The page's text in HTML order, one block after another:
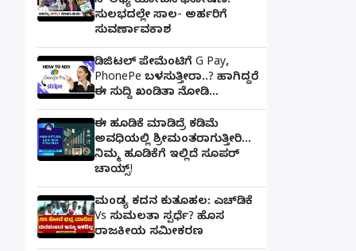
ಸುಲಭದಲ್ಲೇ ಸಾಲ- ಅರ್ಹರಿಗೆ
ಸುವರ್ಣಾವಕಾಶ
ಡಿಜಿಟಲ್ ಪೇಮೆಂಟಿಗೆ G Pay,
PhonePe ಬಳಸುತ್ತೀರಾ..? ಹಾಗಿದ್ದರೆ
ಈ ಸುದ್ದಿ ಖಂಡಿತಾ ನೋಡಿ...
ಈ ಹೂಡಿಕೆ ಮಾಡಿದ್ರೆ ಕಡಿಮೆ
ಅವಧಿಯಲ್ಲಿ ಶ್ರೀಮಂತರಾಗುತ್ತೀರಿ...
ನಿಮ್ಮ ಹೂಡಿಕೆಗೆ ಇಲ್ಲಿದೆ ಸೂಪರ್
ಚಾಯ್ಸ್‌!
ಮಂಡ್ಯ ಕದನ ಕುತೂಹಲ: ಎಚ್‌ಡಿಕೆ
Vs ಸುಮಲತಾ ಸ್ಪರ್ಧೆ? ಹೊಸ
ರಾಜಕೀಯ ಸಮೀಕರಣ